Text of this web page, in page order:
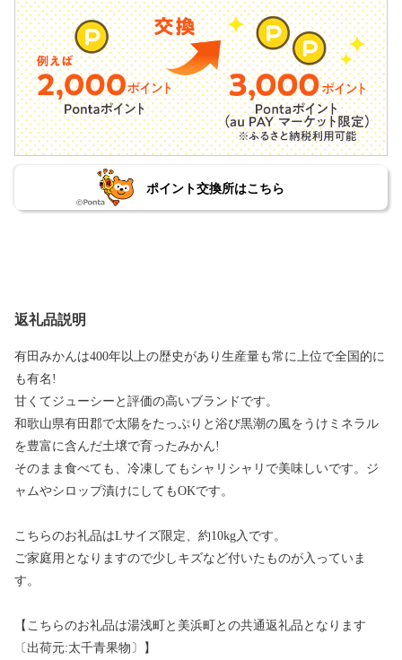
ポイント交換所はこちら
返礼品説明
有田みかんは400年以上の歴史があり生産量も常に上位で全国的に
も有名!
甘くてジューシーと評価の高いブランドです。
和歌山県有田郡で太陽をたっぷりと浴び黒潮の風をうけミネラル
を豊富に含んだ土壌で育ったみかん!
そのまま食べても、冷凍してもシャリシャリで美味しいです。ジ
ャムやシロップ漬けにしてもOKです。
こちらのお礼品はLサイズ限定、約10kg入です。
ご家庭用となりますので少しキズなど付いたものが入っていま
す。
【こちらのお礼品は湯浅町と美浜町との共通返礼品となります
〔出荷元:太千青果物〕】